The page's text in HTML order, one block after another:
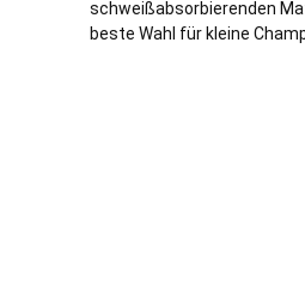
schweißabsorbierenden
beste Wahl für kleine